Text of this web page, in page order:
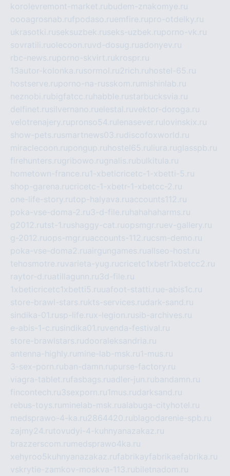
korolevremont-market.rubudem-znakomye.ru
oooagrosnab.rufpodaso.ruemfire.rupro-otdelky.ru
ukrasotki.ruseksuzbek.ruseks-uzbek.ruporno-vk.ru
sovratili.ruolecoon.ruvd-dosug.ruadonyev.ru
rbc-news.ruporno-skvirt.rukrospr.ru
13autor-kolonka.rusormol.ru2rich.ru hostel-65.ru
hostserve.ruporno-na-russkom.ru mishinlab.ru
neznobi.rubigfatcc.ru habble.rustarbucksvia.ru
delfinet.rusilvernano.ruelestal.ruvektor-doroga.ru
velotrenajery.rupronso54.ru lenasever.ru lovinskix.ru
show-pets.rusmartnews03.rudiscofoxworld.ru
miraclecoon.rupongup.ru hostel65.ru liura.ruglasspb.ru
firehunters.rugribowo.rugnalis.rubulkitula.ru
hometown-france.ru1-xbeticricetc-1-xbetti-5.ru
shop-garena.rucricetc-1-xbetr-1-xbetcc-2.ru
one-life-story.rutop-halyava.ruaccounts112.ru
poka-vse-doma-2.ru3-d-file.ru hahahaharms.ru
g2012.rutst-1.rushaggy-cat.ruopsmgr.ruev-gallery.ru
g-2012.ruops-mgr.ruaccounts-112.rucsm-demo.ru
poka-vse-doma2.ruairgungames.ruallseo-host.ru
tehosmotre.ruvarieta-yug.rucricetc1xbetr1xbetcc2.ru
raytor-d.ruatillagunn.ru3d-file.ru
1xbeticricetc1xbetti5.ruuafoot-statti.rue-abis1c.ru
store-brawl-stars.rukts-services.rudark-sand.ru
sindika-01.rusp-life.rux-legion.rusib-archives.ru
e-abis-1-c.rusindika01.ruvenda-festival.ru
store-brawlstars.rudooraleksandria.ru
antenna-highly.ru mine-lab-msk.ru1-mus.ru
3-sex-porn.ruban-damn.rupurse-factory.ru
viagra-tablet.rufasbags.ruadler-jun.rubandamn.ru
fincontech.ru3sexporn.ru1mus.rudarksand.ru
rebus-toys.ru minelab-msk.rualabuga-cityhotel.ru
medsprawo-4-ka.ru2864420.rublagodarenie-spb.ru
zajmy24.rutovudyi-4-kuhnyanazakaz.ru
brazzerscom.ru medsprawo4ka.ru
xehyroo5kuhnyanazakaz.rufabrikayfabrikaefabrika.ru
vskrytie-zamkov-moskva-113.rubiletnadom.ru